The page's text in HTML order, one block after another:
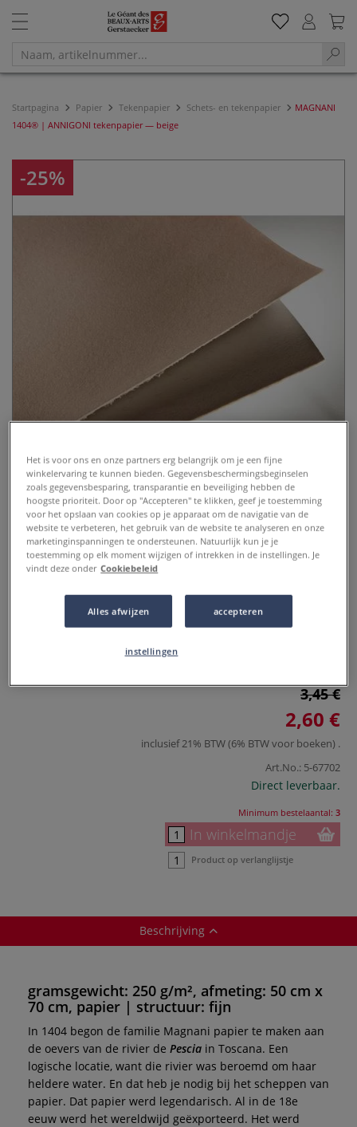
Startpagina Papier Tekenpapier Schets- en tekenpapier
MAGNANI
1404® | ANNIGONI tekenpapier — beige
-25%
MAGNANI 1404® | ANNIGONI
tekenpapier — beige
0 Beoordeling
In 1404 begon de familie Magnani papier te maken aan de
oevers van de rivier de Pescia in Toscana. Dat papier werd
al snel legendarisch. En nog steeds geldt het papier van
MAGNANI 1404® als de absolute top!
3,45 €
2,60 €
inclusief 21% BTW (6% BTW voor boeken) .
Art.No.: 5-67702
Direct leverbaar.
Minimum bestelaantal: 3
In winkelmandje
Product op verlanglijstje
Beschrijving
gramsgewicht: 250 g/m², afmeting: 50 cm x
70 cm, papier | structuur: fijn
In 1404 begon de familie Magnani papier te maken aan
de oevers van de rivier de Pescia in Toscana. Een
logische locatie, want die rivier was beroemd om haar
heldere water. En dat heb je nodig bij het scheppen van
papier. Dat papier werd legendarisch. Al in de 18e
eeuw werd het wereldwijd geëxporteerd. Het werd
Het is voor ons en onze partners erg belangrijk om je een fijne
winkelervaring te kunnen bieden. Gegevensbeschermingsbeginselen
zoals gegevensbesparing, transparantie en beveiliging hebben de
hoogste prioriteit. Door op "Accepteren" te klikken, geef je toestemming
voor het opslaan van cookies op je apparaat om de navigatie van de
website te verbeteren, het gebruik van de website te analyseren en onze
marketinginspanningen te ondersteunen. Natuurlijk kun je je
toestemming op elk moment wijzigen of intrekken in de instellingen. Je
vindt deze onder Cookiebeleid
Alles afwijzen accepteren
instellingen